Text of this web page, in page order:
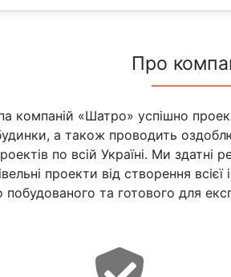
Про
компаній «Шатро» успішно
а також проводить
по всій Україні. Ми здатні
проекти від створення
побудованого та готового для